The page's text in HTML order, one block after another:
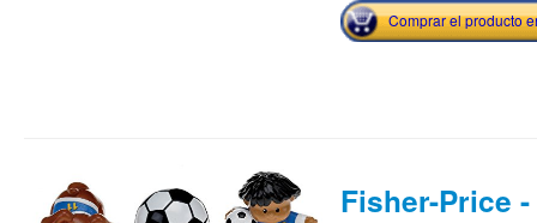
Comprar el producto
Fisher-Price